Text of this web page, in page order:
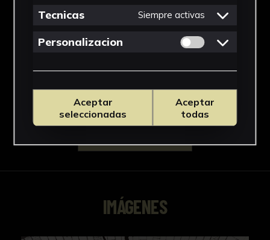
Ver más
IMÁGENES
Tecnicas Siempre activas
Personalizacion Permitir cookies
Aceptar
seleccionadas
Aceptar
todas